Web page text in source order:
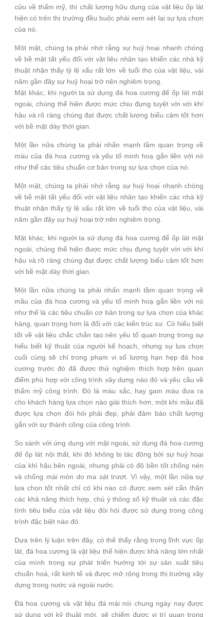
cửu về thẩm mỹ, thì chất lượng hữu dụng của vật liệu ốp lát
hiện có trên thị trường đều buộc phải xem xét lại sự lựa chọn
của nó.
Một mặt, chúng ta phải nhớ rằng sự huỷ hoại nhanh chóng
về bề mặt tất yếu đối với vật liệu nhân tạo khiến các nhà kỹ
thuật nhận thấy tỷ lệ xấu rất lớn về tuổi thọ của vật liệu, vài
năm gần đây sự huỷ hoại trở nên nghiêm trọng.
Mặt khác, khi người ta sử dụng đá hoa cương để ốp lát mặt
ngoài, chúng thể hiện được mức chịu đựng tuyệt vời với khí
hậu và rõ ràng chúng đạt được chất lượng biểu cảm tốt hơn
với bề mặt dày thời gian.
Một lần nữa chúng ta phải nhấn mạnh tầm quan trọng về
màu của đá hoa cương và yếu tố minh hoạ gắn liền với nó
như thể các tiêu chuẩn cơ bản trong sự lựa chọn của nó.
Một mặt, chúng ta phải nhớ rằng sự huỷ hoại nhanh chóng
về bề mặt tất yếu đối với vật liệu nhân tạo khiến các nhà kỹ
thuật nhận thấy tỷ lệ xấu rất lớn về tuổi thọ của vật liệu, vài
năm gần đây sự huỷ hoại trở nên nghiêm trọng.
Mặt khác, khi người ta sử dụng đá hoa cương để ốp lát mặt
ngoài, chúng thể hiện được mức chịu đựng tuyệt vời với khí
hậu và rõ ràng chúng đạt được chất lượng biểu cảm tốt hơn
với bề mặt dày thời gian.
Một lần nữa chúng ta phải nhấn mạnh tầm quan trọng về
mầu của đá hoa cương và yếu tố minh hoạ gắn liền với nó
như thể là các tiêu chuẩn cơ bản trong sự lựa chọn của khác
hàng, quan trọng hơn là đối với các kiến trúc sư. Có hiểu biết
tốt về vật liệu chắc chắn tạo nên yếu tố quan trọng trong sự
hiểu biết kỹ thuật của người kế hoạch, nhưng sự lựa chọn
cuối cùng sẽ chỉ trong phạm vi số lượng hạn hẹp đá hoa
cương trước đó đã được thử nghiệm thích hợp trên quan
điểm phù hợp với công trình xây dựng nào đó và yêu cầu về
thẩm mỹ công trình. Đó là màu sắc, hay gam màu đưa ra
cho khách hàng lựa chọn nào giải thích hơn, một khi mầu đã
được lựa chọn đòi hỏi phải đẹp, phải đảm bảo chất lượng
gắn với sự thành công của công trình.
So sánh với ứng dụng với mặt ngoài, sử dụng đá hoa cương
để ốp lát nội thất, khi đó không bị tác động bởi sự huỷ hoại
của khí hậu bên ngoài, nhưng phải có độ bền tốt chống nén
và chống mài mòn do ma sát trượt. Vì vậy, một lần nữa sự
lựa chọn tốt nhất chỉ có khi nào có được xem xét cẩn thận
các khả năng thích hợp, chú ý thông số kỹ thuật và các đặc
tính tiêu biểu của vật liệu đòi hỏi được sử dụng trong công
trình đặc biệt nào đó.
Dựa trên lý luận trên đây, có thể thẩy rằng trong lĩnh vực ốp
lát, đá hoa cương là vật liệu thể hiện được khả năng lớn nhất
của mình trong sự phát triển hướng tới sự sản xuất tiêu
chuẩn hoá, rất kinh tế và được mở rộng trong thị trường xây
dựng trong nước và ngoài nước.
Đá hoa cương và vật liệu đá mài nói chung ngày nay được
sử dụng với kỹ thuật mới, sẽ chiếm được vị trí quan trọng